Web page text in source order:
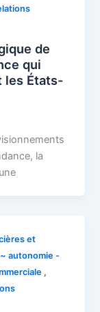
de
qui
les États-
la
et
autonomie -
,